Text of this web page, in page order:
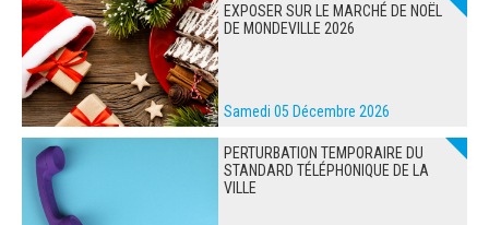
EXPOSER SUR LE MARCHÉ DE NOËL
DE MONDEVILLE 2026
Samedi 05 Décembre 2026
PERTURBATION TEMPORAIRE DU
STANDARD TÉLÉPHONIQUE DE LA
VILLE